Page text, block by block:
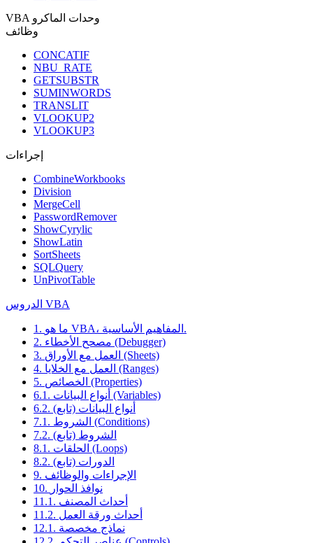
VBA وحدات الماكرو
وظائف
CONCATIF
NBU_RATE
GETSUBSTR
SUMINWORDS
TRANSLIT
VLOOKUP2
VLOOKUP3
إجراءات
CombineWorkbooks
Division
MergeCell
PasswordRemover
ShowCyrylic
ShowLatin
SortSheets
SQLQuery
UnPivotTable
الدروس VBA
1. ما هو VBA، المفاهيم الأساسية.
2. مصحح الأخطاء (Debugger)
3. العمل مع الأوراق (Sheets)
4. العمل مع الخلايا (Ranges)
5. الخصائص (Properties)
6.1. أنواع البيانات (Variables)
6.2. أنواع البيانات (تابع)
7.1. الشروط (Conditions)
7.2. الشروط (تابع)
8.1. الحلقات (Loops)
8.2. الدورات (تابع)
9. الإجراءات والوظائف
10. نوافذ الحوار
11.1. أحداث المصنف
11.2. أحداث ورقة العمل
12.1. نماذج مخصصة